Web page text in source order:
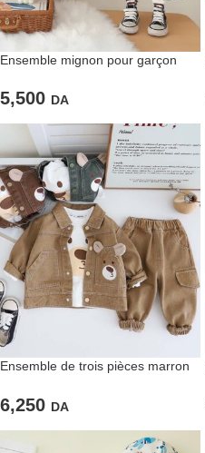
Ensemble mignon pour garçon
imprimée & pantalon bleu
5,500 DA
Ensemble de trois pièces marron
6,250 DA